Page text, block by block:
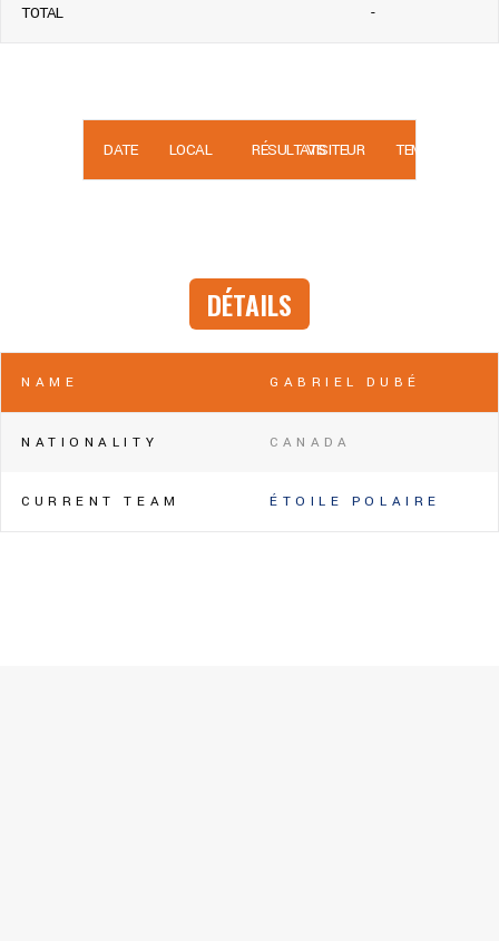
TOTAL -
DATE LOCAL RÉSULTATSVISITEUR TEMPS
DÉTAILS
NAME GABRIEL DUBÉ
NATIONALITY CANADA
CURRENT TEAM ÉTOILE POLAIRE